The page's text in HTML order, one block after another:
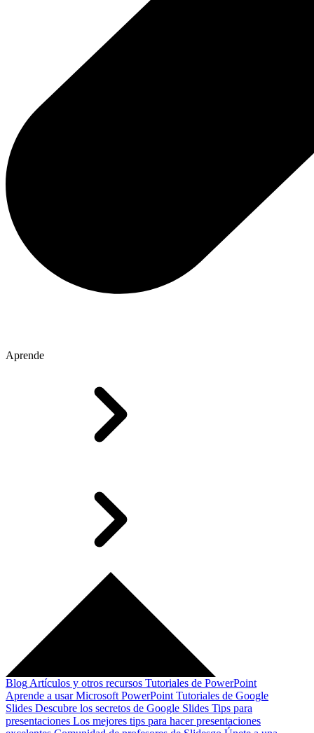
Aprende
Blog Artículos y otros recursos Tutoriales de PowerPoint
Aprende a usar Microsoft PowerPoint Tutoriales de Google
Slides Descubre los secretos de Google Slides Tips para
presentaciones Los mejores tips para hacer presentaciones